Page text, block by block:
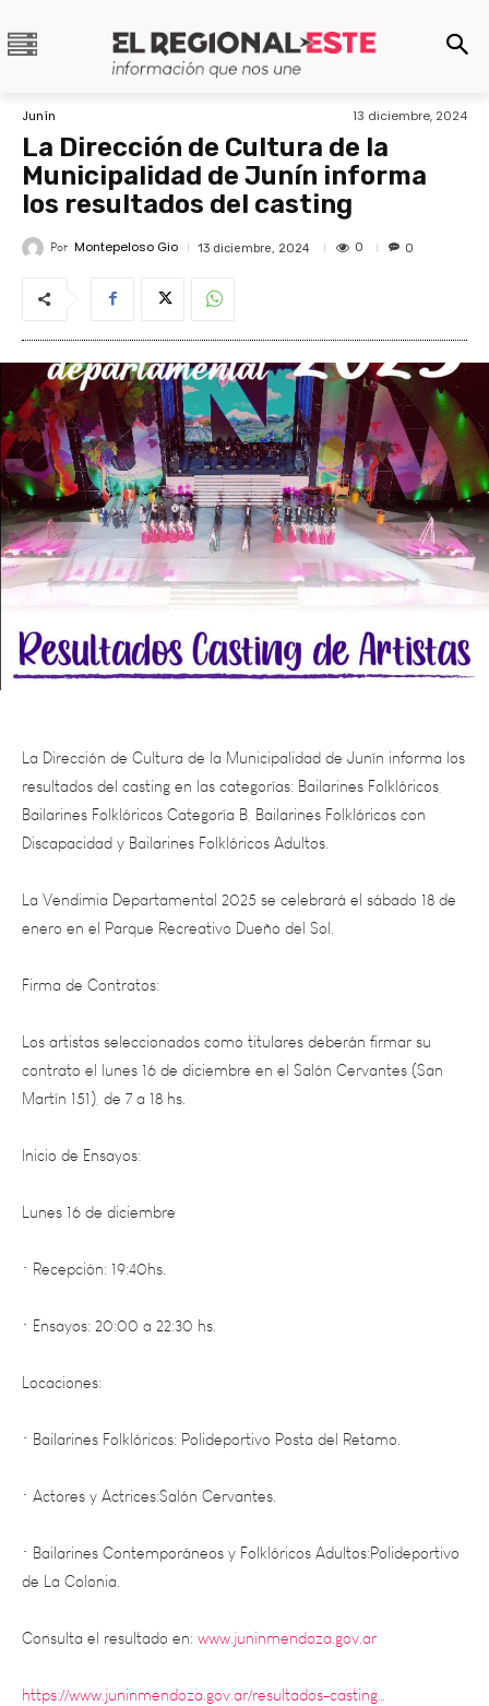
Junín 13 diciembre, 2024
La Dirección de Cultura de la
Municipalidad de Junín informa
los resultados del casting
Por Montepeloso Gio 13 diciembre, 2024 0 0
resultados del casting en las categorías: Bailarines Folklóricos,
Bailarines Folklóricos Categoría B, Bailarines Folklóricos con
Discapacidad y Bailarines Folklóricos Adultos.
La Vendimia Departamental 2025 se celebrará el sábado 18 de
enero en el Parque Recreativo Dueño del Sol.
Firma de Contratos:
Losartistas seleccionados como titulares deberán firmar su
contrato el lunes 16 de diciembre en el Salón Cervantes (San
Martín 151), de 7 a 18 hs.
Inicio de Ensayos:
Lunes 16 de diciembre
• Recepción: 19:40hs.
• Ensayos: 20:00 a 22:30 hs.
Locaciones:
• Bailarines Folklóricos: Polideportivo Posta del Retamo.
• Actores y Actrices:Salón Cervantes.
• Bailarines Contemporáneos y Folklóricos Adultos:Polideportivo
de La Colonia.
Consulta el resultado en:
https://www.juninmendoza.gov.ar/resultados-casting…